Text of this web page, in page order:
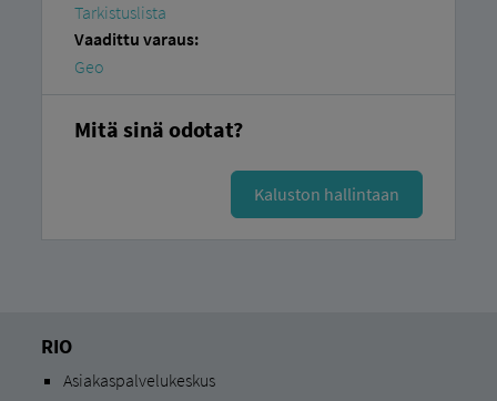
Tarkistuslista
Vaadittu varaus:
Geo
Mitä sinä odotat?
Kaluston hallintaan
RIO
Asiakaspalvelukeskus